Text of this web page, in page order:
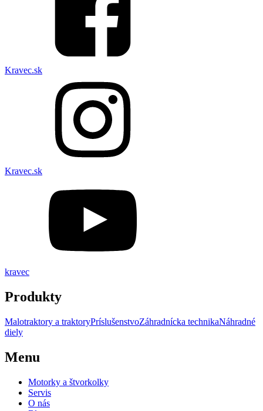
Kravec.sk
Kravec.sk
kravec
Produkty
Malotraktory a traktoryPríslušenstvoZáhradnícka technikaNáhradné
diely
Menu
Motorky a štvorkolky
Servis
O nás